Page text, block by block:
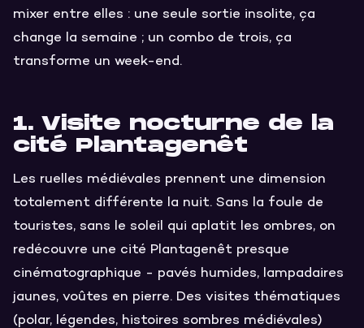
mixer entre elles : une seule sortie insolite, ça
change la semaine ; un combo de trois, ça
transforme un week-end.
1. Visite nocturne de la
cité Plantagenêt
Les ruelles médiévales prennent une dimension
totalement différente la nuit. Sans la foule de
touristes, sans le soleil qui aplatit les ombres, on
redécouvre une cité Plantagenêt presque
cinématographique - pavés humides, lampadaires
jaunes, voûtes en pierre. Des visites thématiques
(polar, légendes, histoires sombres médiévales)